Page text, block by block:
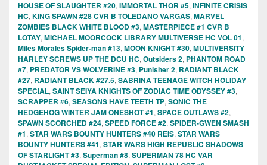
HOUSE OF SLAUGHTER #20, IMMORTAL THOR #5, INFINITE CRISIS
HC, KING SPAWN #28 CVR B TOLEDANO VARGAS, MARVEL
ZOMBIES BLACK WHITE BLOOD #3, MASTERPIECE #1 CVR B
LOTAY, MICHAEL MOORCOCK LIBRARY MULTIVERSE HC VOL 01,
Miles Morales Spider-man #13, MOON KNIGHT #30, MULTIVERSITY
HARLEY SCREWS UP THE DCU HC, Outsiders 2, PHANTOM ROAD
#7, PREDATOR VS WOLVERINE #3, Punisher 2, RADIANT BLACK
#27, RADIANT BLACK #27.5, SABRINA TEENAGE WITCH HOLIDAY
SPECIAL, SAINT SEIYA KNIGHTS OF ZODIAC TIME ODYSSEY #3,
SCRAPPER #6, SEASONS HAVE TEETH TP, SONIC THE
HEDGEHOG WINTER JAM ONESHOT #1, SPACE OUTLAWS #2,
SPAWN SCORCHED #24, SPEED FORCE #2, SPIDER-GWEN SMASH
#1, STAR WARS BOUNTY HUNTERS #40 REIS, STAR WARS
BOUNTY HUNTERS #41, STAR WARS HIGH REPUBLIC SHADOWS
OF STARLIGHT #3, Superman #8, SUPERMAN 78 HC VAR